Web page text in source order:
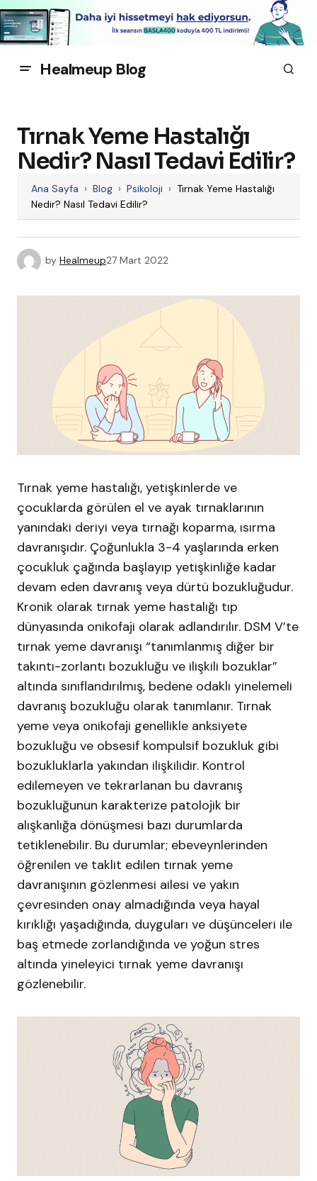
Healmeup Blog
Tırnak Yeme Hastalığı
Nedir? Nasıl Tedavi Edilir?
Ana Sayfa › Blog › Psikoloji › Tırnak Yeme Hastalığı
Nedir? Nasıl Tedavi Edilir?
by Healmeup27 Mart 2022
Tırnak yeme hastalığı, yetişkinlerde ve
çocuklarda görülen el ve ayak tırnaklarının
yanındaki deriyi veya tırnağı koparma, ısırma
davranışıdır. Çoğunlukla 3-4 yaşlarında erken
çocukluk çağında başlayıp yetişkinliğe kadar
devam eden davranış veya dürtü bozukluğudur.
Kronik olarak tırnak yeme hastalığı tıp
dünyasında onikofaji olarak adlandırılır. DSM V’te
tırnak yeme davranışı “tanımlanmış diğer bir
takıntı-zorlantı bozukluğu ve ilişkili bozuklar”
altında sınıflandırılmış, bedene odaklı yinelemeli
davranış bozukluğu olarak tanımlanır. Tırnak
yeme veya onikofaji genellikle anksiyete
bozukluğu ve obsesif kompulsif bozukluk gibi
bozukluklarla yakından ilişkilidir. Kontrol
edilemeyen ve tekrarlanan bu davranış
bozukluğunun karakterize patolojik bir
alışkanlığa dönüşmesi bazı durumlarda
tetiklenebilir. Bu durumlar; ebeveynlerinden
öğrenilen ve taklit edilen tırnak yeme
davranışının gözlenmesi ailesi ve yakın
çevresinden onay almadığında veya hayal
kırıklığı yaşadığında, duyguları ve düşünceleri ile
baş etmede zorlandığında ve yoğun stres
altında yineleyici tırnak yeme davranışı
gözlenebilir.